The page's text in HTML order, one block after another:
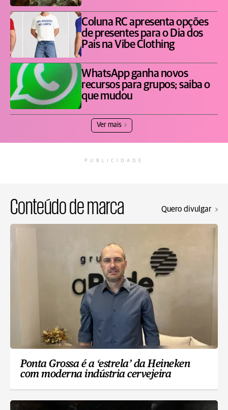
Coluna RC apresenta opções
de presentes para o Dia dos
Pais na Vibe Clothing
WhatsApp ganha novos
recursos para grupos; saiba o
que mudou
Ver mais
PUBLICIDADE
Conteúdo de marca Quero divulgar
Ponta Grossa é a ‘estrela’ da Heineken
com moderna indústria cervejeira